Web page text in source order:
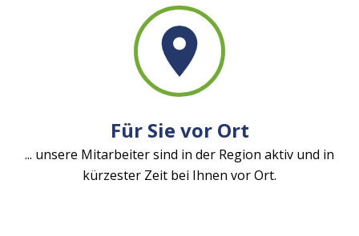
Für Sie vor Ort
... unsere Mitarbeiter sind in der Region aktiv und in
kürzester Zeit bei Ihnen vor Ort.